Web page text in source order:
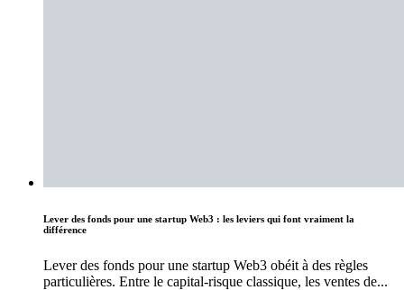
Lever des fonds pour une startup Web3 : les leviers qui font vraiment la
différence
Lever des fonds pour une startup Web3 obéit à des règles
particulières. Entre le capital-risque classique, les ventes de...